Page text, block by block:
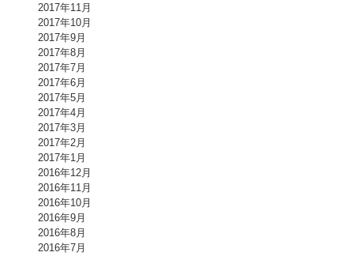
2017年11月
2017年10月
2017年9月
2017年8月
2017年7月
2017年6月
2017年5月
2017年4月
2017年3月
2017年2月
2017年1月
2016年12月
2016年11月
2016年10月
2016年9月
2016年8月
2016年7月